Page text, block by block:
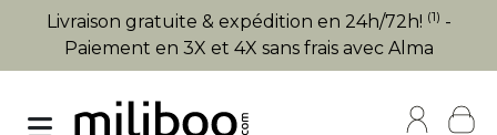
Livraison gratuite & expédition en 24h/72h! (1) -
Paiement en 3X et 4X sans frais avec Alma